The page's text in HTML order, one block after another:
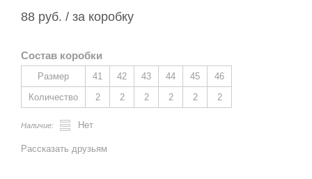
88 руб. / за коробку
Состав коробки
Размер 41 42 43 44 45
46
Количество
2 2 2 2 2 2
Наличие: Нет
Рассказать друзьям